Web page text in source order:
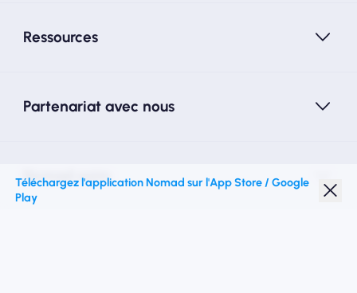
Ressources
Partenariat avec nous
Nomad esim
Téléchargez l'application Nomad sur l'App Store / Google
Play